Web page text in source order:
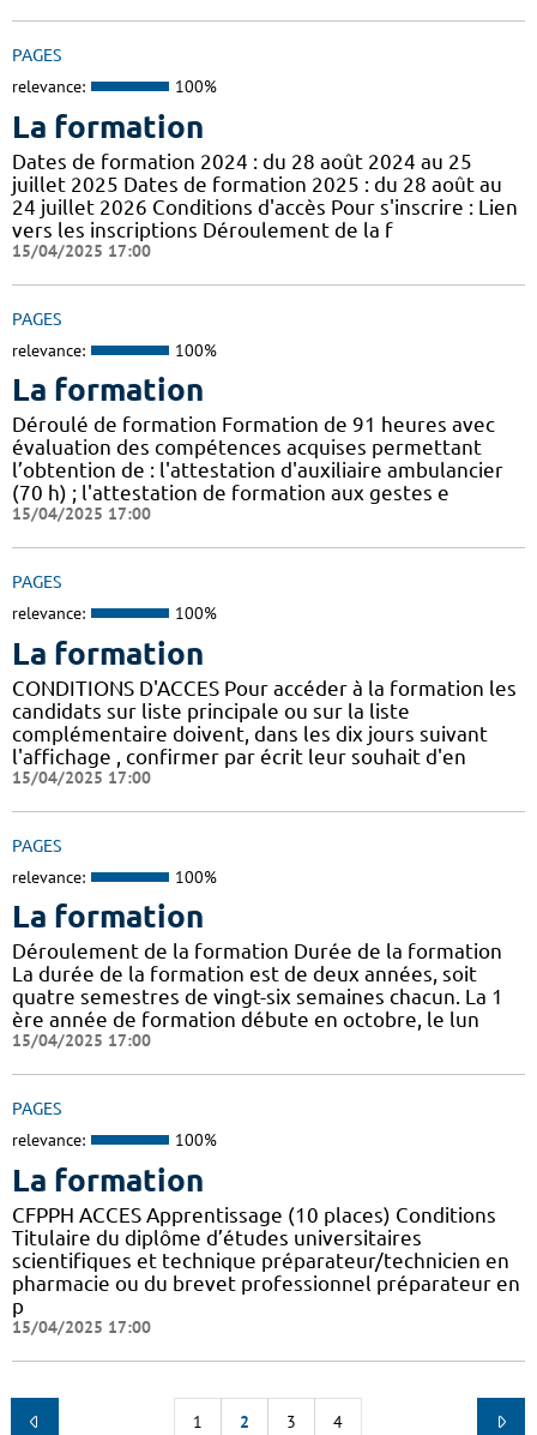
PAGES
relevance: 100%
La formation
Dates de formation 2024 : du 28 août 2024 au 25
juillet 2025 Dates de formation 2025 : du 28 août au
24 juillet 2026 Conditions d'accès Pour s'inscrire : Lien
vers les inscriptions Déroulement de la f
15/04/2025 17:00
PAGES
relevance: 100%
La formation
Déroulé de formation Formation de 91 heures avec
évaluation des compétences acquises permettant
l’obtention de : l'attestation d'auxiliaire ambulancier
(70 h) ; l'attestation de formation aux gestes e
15/04/2025 17:00
PAGES
relevance: 100%
La formation
CONDITIONS D'ACCES Pour accéder à la formation les
candidats sur liste principale ou sur la liste
complémentaire doivent, dans les dix jours suivant
l'affichage , confirmer par écrit leur souhait d'en
15/04/2025 17:00
PAGES
relevance: 100%
La formation
Déroulement de la formation Durée de la formation
La durée de la formation est de deux années, soit
quatre semestres de vingt-six semaines chacun. La 1
ère année de formation débute en octobre, le lun
15/04/2025 17:00
PAGES
relevance: 100%
La formation
CFPPH ACCES Apprentissage (10 places) Conditions
Titulaire du diplôme d’études universitaires
scientifiques et technique préparateur/technicien en
pharmacie ou du brevet professionnel préparateur en
p
15/04/2025 17:00
1 2 3 4